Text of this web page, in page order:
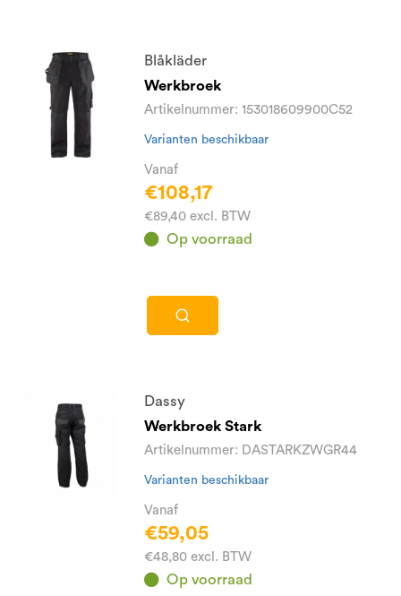
Blåkläder
Werkbroek
Artikelnummer: 153018609900C52
Varianten beschikbaar
Vanaf
€108,17
€89,40 excl. BTW
Op voorraad
Dassy
Werkbroek Stark
Artikelnummer: DASTARKZWGR44
Varianten beschikbaar
Vanaf
€59,05
€48,80 excl. BTW
Op voorraad